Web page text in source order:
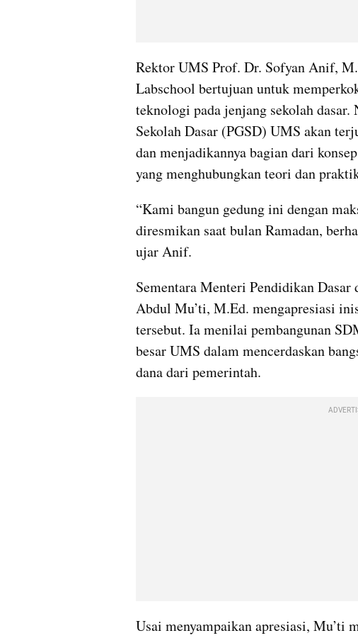
Rektor UMS Prof. Dr. Sofyan Anif,
Labschool bertujuan untuk
teknologi pada jenjang sekolah
Sekolah Dasar (PGSD) UMS akan
dan menjadikannya bagian dari
yang menghubungkan teori dan
“Kami bangun gedung ini dengan
diresmikan saat bulan Ramadan,
ujar Anif.
Sementara Menteri Pendidikan
Abdul Mu’ti, M.Ed. mengapresiasi
tersebut. Ia menilai pembangunan
besar UMS dalam mencerdaskan
dana dari pemerintah.
Usai menyampaikan apresiasi, Mu’ti